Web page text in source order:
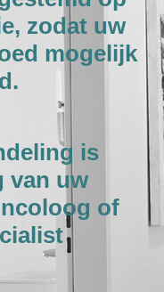
zodat uw
mogelijk
is
van uw
of